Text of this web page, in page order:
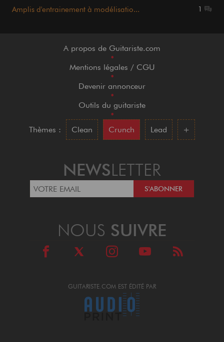
Amplis d'entrainement à modélisatio... 1
A propos de Guitariste.com
•
Mentions légales / CGU
•
Devenir annonceur
•
Outils du guitariste
•
Thèmes :
Clean Crunch Lead +
NEWSLETTER
GUITARISTE.COM EST ÉDITÉ PAR
NOUS SUIVRE